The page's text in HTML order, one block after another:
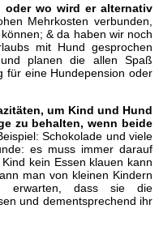
wo wird er alternativ
Mehrkosten verbunden,
& da haben wir noch
mit Hund gesprochen
planen die allen Spaß
für eine Hundepension oder
um Kind und Hund
zu behalten, wenn beide
Schokolade und viele
es muss immer darauf
kein Essen klauen kann
man von kleinen Kindern
erwarten, dass sie die
und dementsprechend ihr